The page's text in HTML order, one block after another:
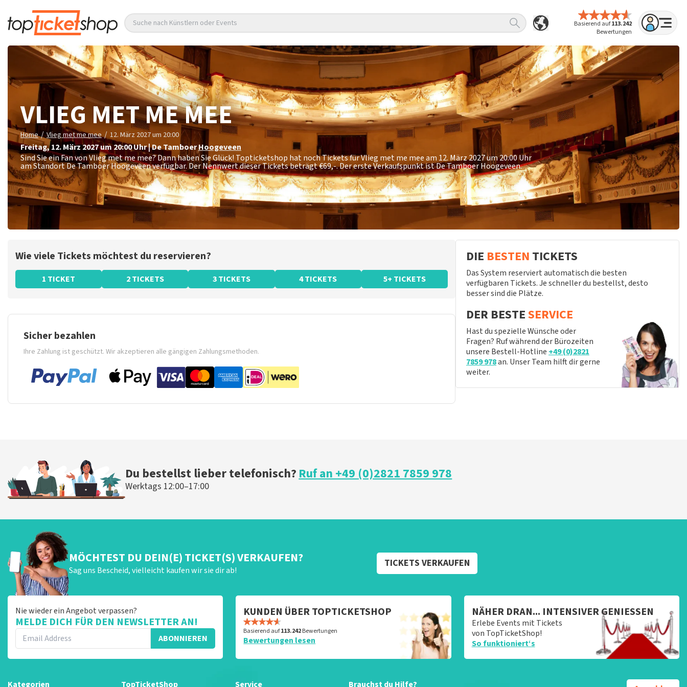
Basierend auf113.242
Bewertungen
Suche nach Künstlern oder Events
VLIEG MET ME MEE
Home / Vlieg met me mee / 12. März 2027 um 20:00
Freitag,12. März 2027 um 20:00Uhr|De TamboerHoogeveen
Sind Sie ein Fan von Vlieg met me mee? Dann haben Sie Glück! Topticketshop hat noch Tickets für Vlieg met me mee am 12. März 2027 um 20:00 Uhr
am Standort De Tamboer Hoogeveen verfügbar. Der Nennwert dieser Tickets beträgt€69,-. Der erste Verkaufspunkt ist De Tamboer Hoogeveen.
Wie viele Tickets möchtest du reservieren?
1 TICKET 2 TICKETS 3 TICKETS 4 TICKETS 5+ TICKETS
Sicher bezahlen
Ihre Zahlung ist geschützt. Wir akzeptieren alle gängigen Zahlungsmethoden.
DIE BESTEN TICKETS
Das System reserviert automatisch die besten
verfügbaren Tickets. Je schneller du bestellst, desto
besser sind die Plätze.
DER BESTESERVICE
Hast du spezielle Wünsche oder
Fragen? Ruf während der Bürozeiten
unsere Bestell-Hotline +49 (0)2821
7859 978an. Unser Team hilft dir gerne
weiter.
Du bestellst lieber telefonisch?Ruf an +49 (0)2821 7859 978
Werktags 12:00–17:00
MÖCHTEST DU DEIN(E) TICKET(S) VERKAUFEN?
Sag uns Bescheid, vielleicht kaufen wir sie dir ab!
TICKETS VERKAUFEN
Nie wieder ein Angebot verpassen?
MELDE DICH FÜR DEN NEWSLETTER AN!
ABONNIEREN
KUNDEN ÜBER TOPTICKETSHOP
Basierend auf113.242Bewertungen
Bewertungen lesen
NÄHER DRAN... INTENSIVER GENIESSEN
Erlebe Events mit Tickets
von TopTicketShop!
So funktioniert‘s
Kategorien TopTicketShop Service Brauchst du Hilfe?